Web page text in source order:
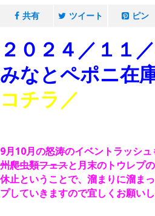
共有 ツイート ピン
２０２４／１１
みなとペポニ在
コチラ／
9月10月の怒涛のイベントラッシ
州爬虫類フェスと月末のトウレプ
休止ということで、溜まりに溜ま
プしていきますので宜しくお願いし